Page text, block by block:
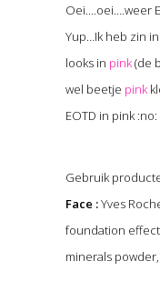
Oei….oei….weer
Yup…Ik heb zin
looks in pink(de
wel beetje pink
EOTD in pink :no:
Gebruik
Face :Yves
foundation
minerals